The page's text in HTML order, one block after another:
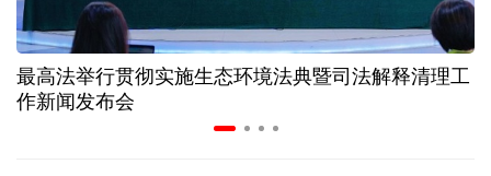
小球赛撬动大消费 体育赛事激活城市发展新动能
“电影+文旅”深度融合 光影经济撬动暑期消费新蓝海
最高法举行贯彻实施生态环境法典暨司法解释清理工
作新闻发布会